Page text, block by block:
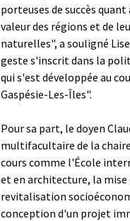
porteuses de succès
valeur des régions et de
naturelles", a souligné
geste s'inscrit dans la
qui s'est développée au
Gaspésie-Les-Îles".
Pour sa part, le doyen
multifacultaire de la
cours comme l'École
et en architecture, la mise
revitalisation
conception d'un projet